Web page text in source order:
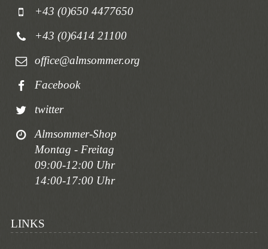
+43 (0)650 4477650
+43 (0)6414 21100
office@almsommer.org
Facebook
twitter
Almsommer-Shop
Montag - Freitag
09:00-12:00 Uhr
14:00-17:00 Uhr
LINKS